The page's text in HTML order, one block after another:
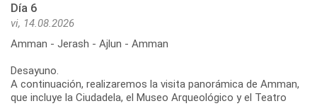
Día 6
vi, 14.08.2026
Amman - Jerash - Ajlun - Amman
Desayuno.
A continuación, realizaremos la visita panorámica de Amman,
que incluye la Ciudadela, el Museo Arqueológico y el Teatro